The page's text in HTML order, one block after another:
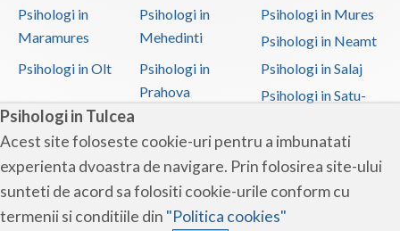
Psihologi in Tulcea
Acest site foloseste cookie-uri pentru a imbunatati
experienta dvoastra de navigare. Prin folosirea site-ului
sunteti de acord sa folositi cookie-urile conform cu
termenii si conditiile din "Politica cookies"
Psihologi in
Maramures
Psihologi in
Mehedinti
Psihologi in Mures
Psihologi in Neamt
Psihologi in Olt
Psihologi in
Prahova
Psihologi in Salaj
Psihologi in Satu-
Psihologi in Sibiu
Psihologi in
Suceava
Psihologi in
Teleorman
Psihologi in Timis
Psihologi in TulceaPsihologi in Valcea
Psihologi in Vaslui
Psihologi in